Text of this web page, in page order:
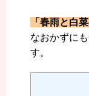
「春雨と白
なおかずに
す。